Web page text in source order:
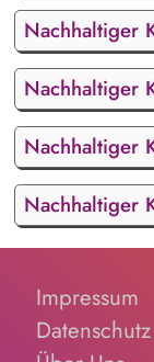
Nachhaltiger
Nachhaltiger
Nachhaltiger
Nachhaltiger
Impressum
Datenschutz